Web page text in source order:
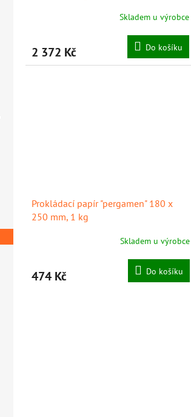
Skladem u výrobce
2 372 Kč Do košíku
Prokládací papír "pergamen" 180 x
250 mm, 1 kg
Skladem u výrobce
474 Kč Do košíku